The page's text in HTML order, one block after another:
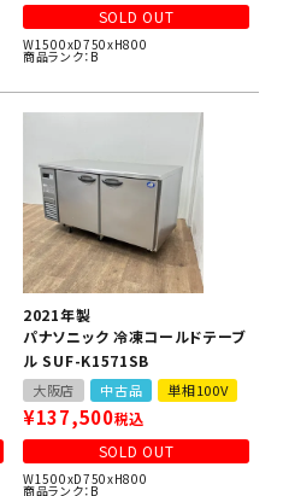
SOLD OUT
W1500xD750xH800
商品ランク：B
2021年製
パナソニック 冷凍コールドテーブ
ル SUF-K1571SB
大阪店 中古品 単相100V
¥137,500税込
SOLD OUT
W1500xD750xH800
商品ランク：B